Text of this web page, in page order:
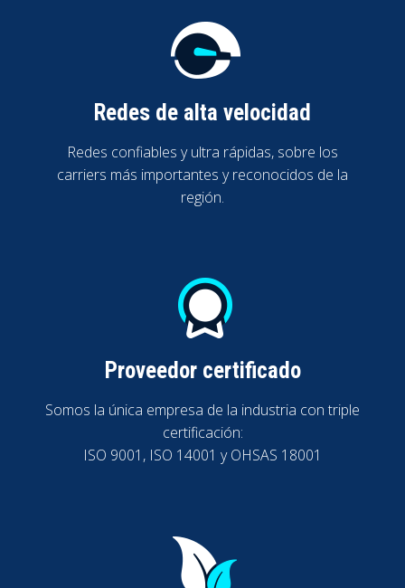
Redes de alta velocidad
Redes confiables y ultra rápidas, sobre los
carriers más importantes y reconocidos de la
región.
Proveedor certificado
Somos la única empresa de la industria con triple
certificación:
ISO 9001, ISO 14001 y OHSAS 18001